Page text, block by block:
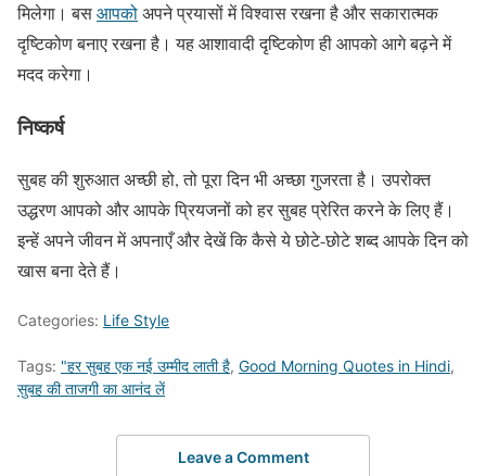
मिलेगा। बसआपकोअपने प्रयासों में विश्वास रखना है और सकारात्मक
दृष्टिकोण बनाए रखना है। यह आशावादी दृष्टिकोण ही आपको आगे बढ़ने में
मदद करेगा।
निष्कर्ष
सुबह की शुरुआत अच्छी हो, तो पूरा दिन भी अच्छा गुजरता है। उपरोक्त
उद्धरण आपको और आपके प्रियजनों को हर सुबह प्रेरित करने के लिए हैं।
इन्हें अपने जीवन में अपनाएँ और देखें कि कैसे ये छोटे-छोटे शब्द आपके दिन को
खास बना देते हैं।
Categories: Life Style
Tags: "हर सुबह एक नई उम्मीद लाती है, Good Morning Quotes in Hindi,
सुबह की ताजगी का आनंद लें
Leave a Comment